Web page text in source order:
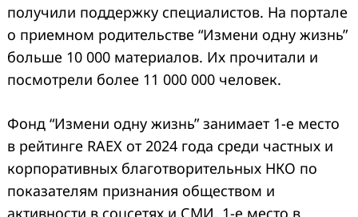
получили поддержку специалистов. На портале
о приемном родительстве “Измени одну жизнь”
больше 10 000 материалов. Их прочитали и
посмотрели более 11 000 000 человек.
Фонд “Измени одну жизнь” занимает 1-е место
в рейтинге RAEX от 2024 года среди частных и
корпоративных благотворительных НКО по
показателям признания обществом и
активности в соцсетях и СМИ, 1-е место в